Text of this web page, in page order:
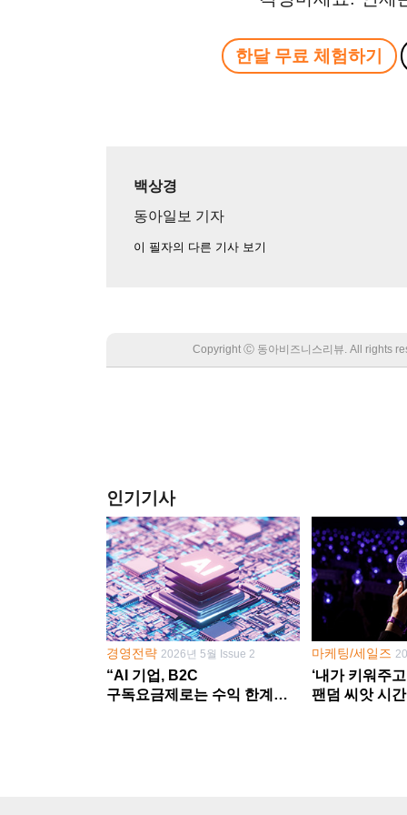
한달 무료 체험하기
백상경
동아일보 기자
이 필자의 다른 기사 보기
Copyright Ⓒ 동아비즈니스리뷰. All rights
인기기사
경영전략 2026년 5월 Issue 2
“AI 기업, B2C
구독요금제로는 수익 한계
마케팅/세일즈
‘내가 키워주
팬덤 씨앗 시